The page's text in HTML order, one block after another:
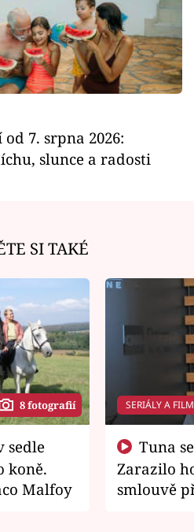
7. srpna 2026:
slunce a radosti
SI TAKÉ
8 fotografií
koně.
Malfoy
SERIÁLY A
Zarazilo
smlouvě